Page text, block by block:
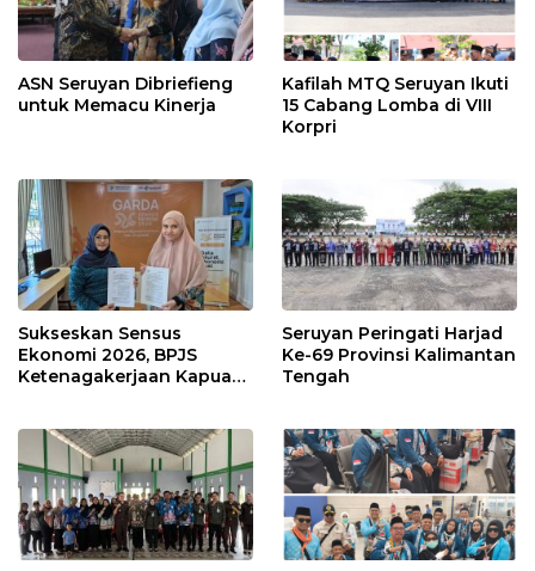
ASN Seruyan Dibriefieng
untuk Memacu Kinerja
Kafilah MTQ Seruyan Ikuti
15 Cabang Lomba di VIII
Korpri
Sukseskan Sensus
Ekonomi 2026, BPJS
Ketenagakerjaan Kapuas
Seruyan Peringati Harjad
Ke-69 Provinsi Kalimantan
Tengah